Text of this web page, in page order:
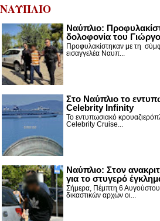
ΝΑΥΠΛΙΟ
Ναύπλιο:
δολοφονία του
Προφυλακίστηκαν με τη
εισαγγελέα Ναυπ...
Στο Ναύπλιο το
Celebrity Infinity
Το εντυπωσιακό
Celebrity Cruise...
Nαύπλιο: Στον
για το στυγερό
Σήμερα, Πέμπτη 6
δικαστικών αρχών οι...